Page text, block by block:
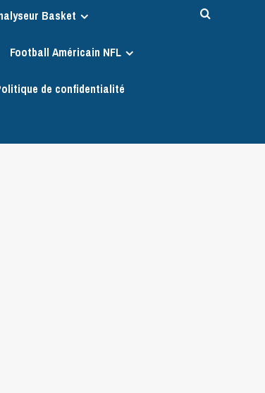
Basket
Football Américain NFL
de confidentialité